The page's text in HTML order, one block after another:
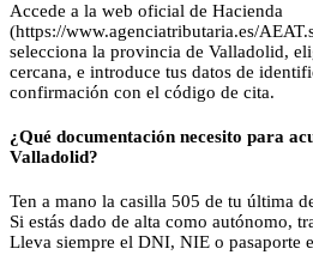
Accede a la web oficial de Hacienda
(https://www.agenciatributaria.es/
selecciona la provincia de Valladolid,
cercana, e introduce tus datos de
confirmación con el código de cita.
¿Qué documentación necesito para
Valladolid?
Ten a mano la casilla 505 de tu última
Si estás dado de alta como autónomo,
Lleva siempre el DNI, NIE o pasaporte